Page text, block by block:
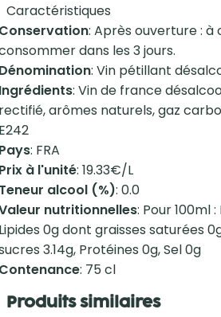
Caractéristiques
: Après ouverture :
dans les 3 jours.
: Vin pétillant
: Vin de france
arômes naturels, gaz
: FRA
à l'unité: 19.33€/L
alcool (%): 0.0
nutritionnelles: Pour 100ml
0g dont graisses saturées
3.14g, Protéines 0g, Sel 0g
: 75 cl
Produits similaires